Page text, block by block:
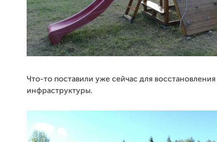
Что-то поставили уже сейчас для
инфраструктуры.